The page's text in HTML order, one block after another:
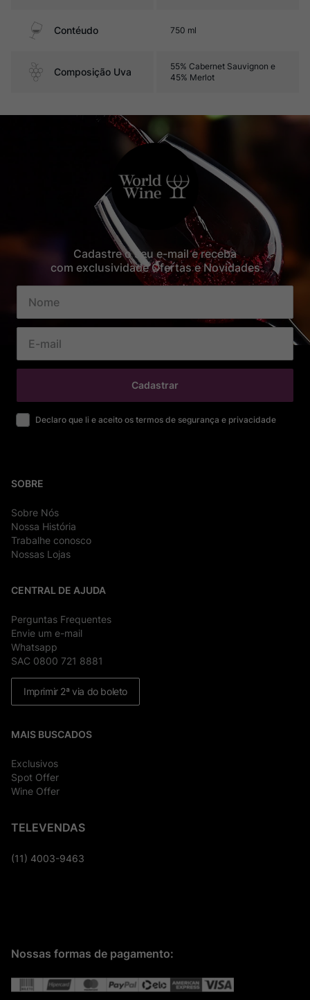
Contéudo 750 ml
Composição Uva
55% Cabernet Sauvignon e
45% Merlot
Cadastre o seu e-mail e receba
com exclusividade Ofertas e Novidades
Cadastrar
Declaro que li e aceito os termos de segurança e privacidade
SOBRE
Sobre Nós
Nossa História
Trabalhe conosco
Nossas Lojas
CENTRAL DE AJUDA
Perguntas Frequentes
Envie um e-mail
Whatsapp
SAC 0800 721 8881
Imprimir 2ª via do boleto
MAIS BUSCADOS
Exclusivos
Spot Offer
Wine Offer
TELEVENDAS
(11) 4003-9463
Nossas formas de pagamento: